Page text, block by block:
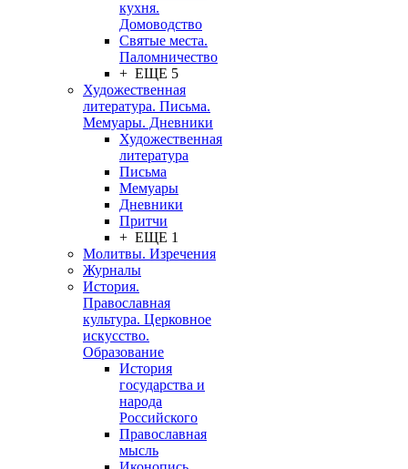
кухня.
Домоводство
Святые места.
Паломничество
+ ЕЩЕ 5
Художественная
литература. Письма.
Мемуары. Дневники
Художественная
литература
Письма
Мемуары
Дневники
Притчи
+ ЕЩЕ 1
Молитвы. Изречения
Журналы
История.
Православная
культура. Церковное
искусство.
Образование
История
государства и
народа
Российского
Православная
мысль